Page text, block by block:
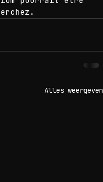
pour votre
pourrait être